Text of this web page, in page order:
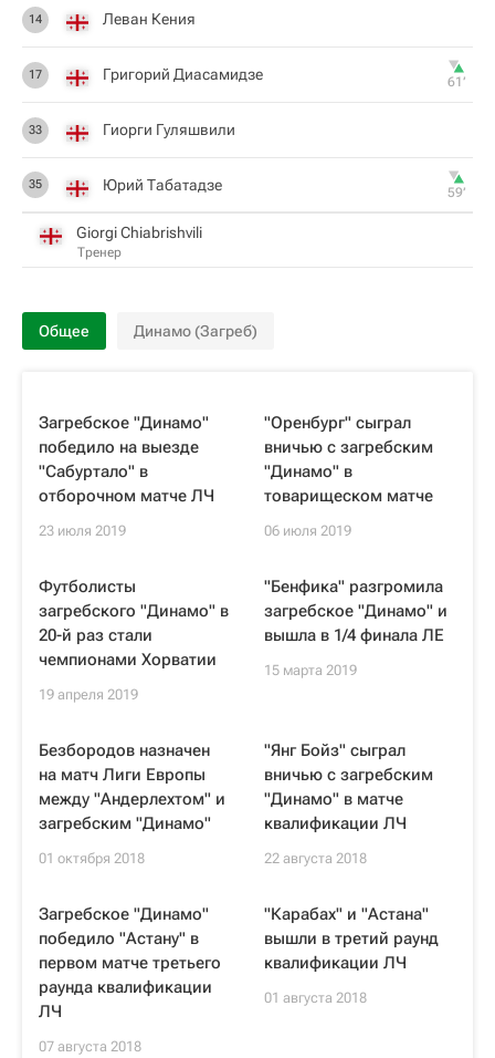
14 Леван Кения
17 Григорий Диасамидзе 61‎’‎
33 Гиорги Гуляшвили
35 Юрий Табатадзе 59‎’‎
Giorgi Chiabrishvili
Тренер
Общее Динамо (Загреб)
Загребское "Динамо"
победило на выезде
"Сабуртало" в
отборочном матче ЛЧ
23 июля 2019
"Оренбург" сыграл
вничью с загребским
"Динамо" в
товарищеском матче
06 июля 2019
Футболисты
загребского "Динамо" в
20-й раз стали
чемпионами Хорватии
19 апреля 2019
"Бенфика" разгромила
загребское "Динамо" и
вышла в 1/4 финала ЛЕ
15 марта 2019
Безбородов назначен
на матч Лиги Европы
между "Андерлехтом" и
загребским "Динамо"
01 октября 2018
"Янг Бойз" сыграл
вничью с загребским
"Динамо" в матче
квалификации ЛЧ
22 августа 2018
Загребское "Динамо"
победило "Астану" в
первом матче третьего
раунда квалификации
ЛЧ
07 августа 2018
"Карабах" и "Астана"
вышли в третий раунд
квалификации ЛЧ
01 августа 2018